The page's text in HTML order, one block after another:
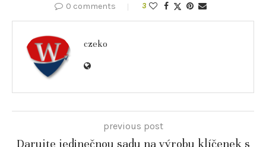
0 comments 3
czeko
previous post
Darujte jedinečnou sadu na výrobu klíčenek s